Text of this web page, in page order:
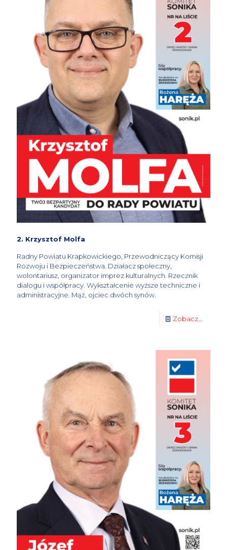
2. Krzysztof Molfa
Radny Powiatu Krapkowickiego, Przewodniczący Komisji
Rozwoju i Bezpieczeństwa. Działacz społeczny,
wolontariusz, organizator imprez kulturalnych. Rzecznik
dialogu i współpracy. Wykształcenie wyższe techniczne i
administracyjne. Mąż, ojciec dwóch synów.
Zobacz...